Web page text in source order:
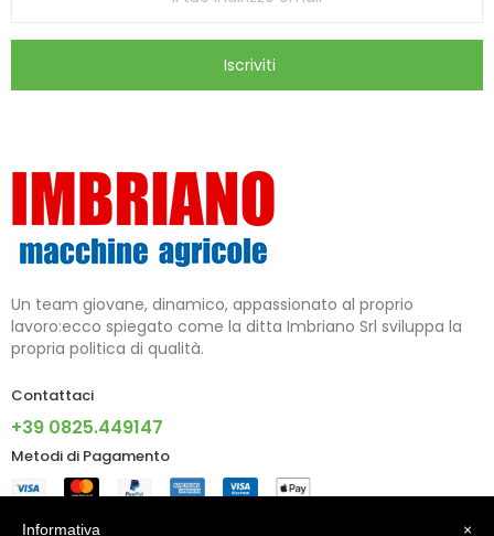
Iscriviti
Un team giovane, dinamico, appassionato al proprio
lavoro:ecco spiegato come la ditta Imbriano Srl sviluppa la
propria politica di qualità.
Contattaci
+39 0825.449147
Metodi di Pagamento
Informazioni ×
Informativa